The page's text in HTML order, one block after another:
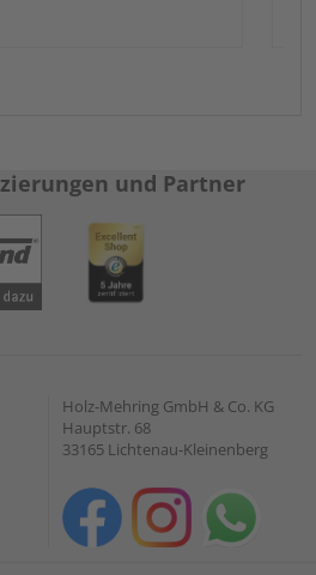
und Partner
Holz-Mehring GmbH & Co. KG
Hauptstr. 68
33165 Lichtenau-Kleinenberg